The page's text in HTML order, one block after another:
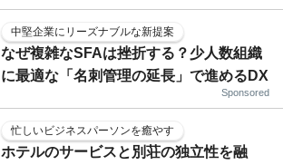
中堅企業にリーズナブルな新提案
なぜ複雑なSFAは挫折する？少人数組織
に最適な「名刺管理の延長」で進めるDX
Sponsored
忙しいビジネスパーソンを癒やす
ホテルのサービスと別荘の独立性を融